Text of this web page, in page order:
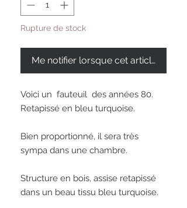
Rupture de stock
Me notifier lorsque cet article est
Voici un  fauteuil  des années 80.
Retapissé en bleu turquoise.
Bien proportionné, il sera très
sympa dans une chambre.
Structure en bois, assise retapissé
dans un beau tissu bleu turquoise.